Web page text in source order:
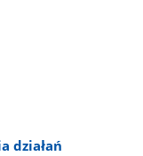
działań